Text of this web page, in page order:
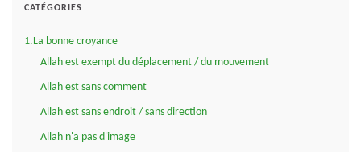
CATÉGORIES
1.La bonne croyance
Allah est exempt du déplacement / du mouvement
Allah est sans comment
Allah est sans endroit / sans direction
Allah n'a pas d'image